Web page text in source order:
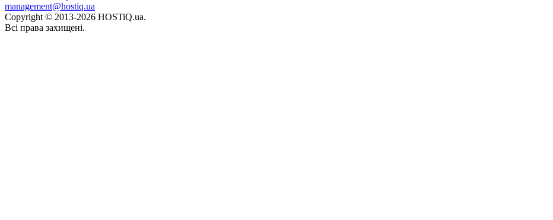
management@hostiq.ua
Copyright © 2013-2026 HOSTiQ.ua.
Всі права захищені.